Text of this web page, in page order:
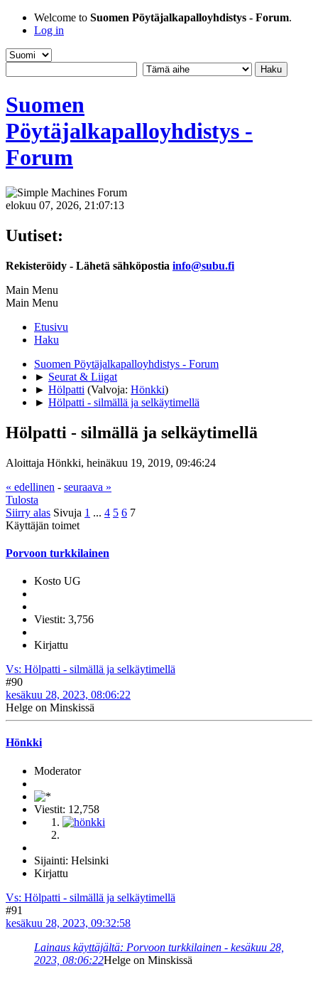
Welcome to Suomen Pöytäjalkapalloyhdistys - Forum.
Log in
Suomen
Pöytäjalkapalloyhdistys -
Forum
elokuu 07, 2026, 21:07:13
Uutiset:
Rekisteröidy - Lähetä sähköpostia info@subu.fi
Main Menu
Main Menu
Etusivu
Haku
Suomen Pöytäjalkapalloyhdistys - Forum
► Seurat & Liigat
► Hölpatti (Valvoja: Hönkki)
► Hölpatti - silmällä ja selkäytimellä
Hölpatti - silmällä ja selkäytimellä
Aloittaja Hönkki, heinäkuu 19, 2019, 09:46:24
« edellinen - seuraava »
Tulosta
Siirry alas Sivuja 1 ... 4 5 6 7
Käyttäjän toimet
Porvoon turkkilainen
Kosto UG
Viestit: 3,756
Kirjattu
Vs: Hölpatti - silmällä ja selkäytimellä
#90
kesäkuu 28, 2023, 08:06:22
Helge on Minskissä
Hönkki
Moderator
Viestit: 12,758
Sijainti: Helsinki
Kirjattu
Vs: Hölpatti - silmällä ja selkäytimellä
#91
kesäkuu 28, 2023, 09:32:58
Lainaus käyttäjältä: Porvoon turkkilainen - kesäkuu 28,
2023, 08:06:22Helge on Minskissä